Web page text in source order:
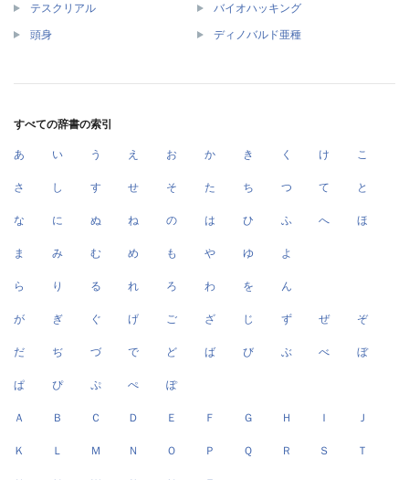
テスクリアル バイオハッキング
頭身 ディノバルド亜種
すべての辞書の索引
あ い う え お か き く け こ
さ し す せ そ た ち つ て と
な に ぬ ね の は ひ ふ へ ほ
ま み む め も や ゆ よ
ら り る れ ろ わ を ん
が ぎ ぐ げ ご ざ じ ず ぜ ぞ
だ ぢ づ で ど ば び ぶ べ ぼ
ぱ ぴ ぷ ぺ ぽ
Ａ Ｂ Ｃ Ｄ Ｅ Ｆ Ｇ Ｈ Ｉ Ｊ
Ｋ Ｌ Ｍ Ｎ Ｏ Ｐ Ｑ Ｒ Ｓ Ｔ